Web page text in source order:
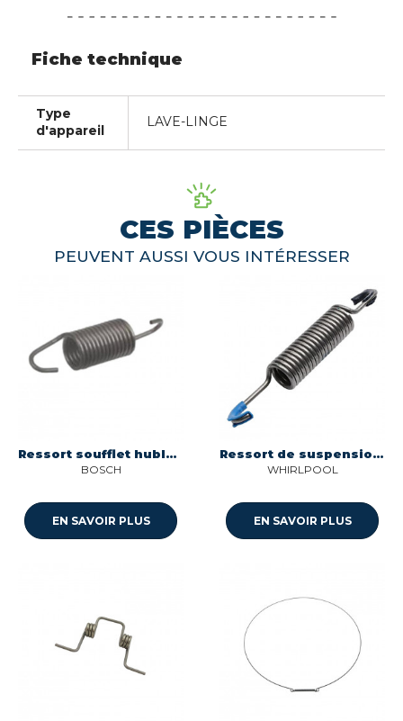
Fiche technique
Type
d'appareil
LAVE-LINGE
CES PIÈCES
PEUVENT AUSSI VOUS INTÉRESSER
Ressort soufflet hublot bosch - modeles 8/9 kgs 8014025037011
BOSCH
EN SAVOIR PLUS
Ressort de suspension ll whirlpool W439884
WHIRLPOOL
EN SAVOIR PLUS